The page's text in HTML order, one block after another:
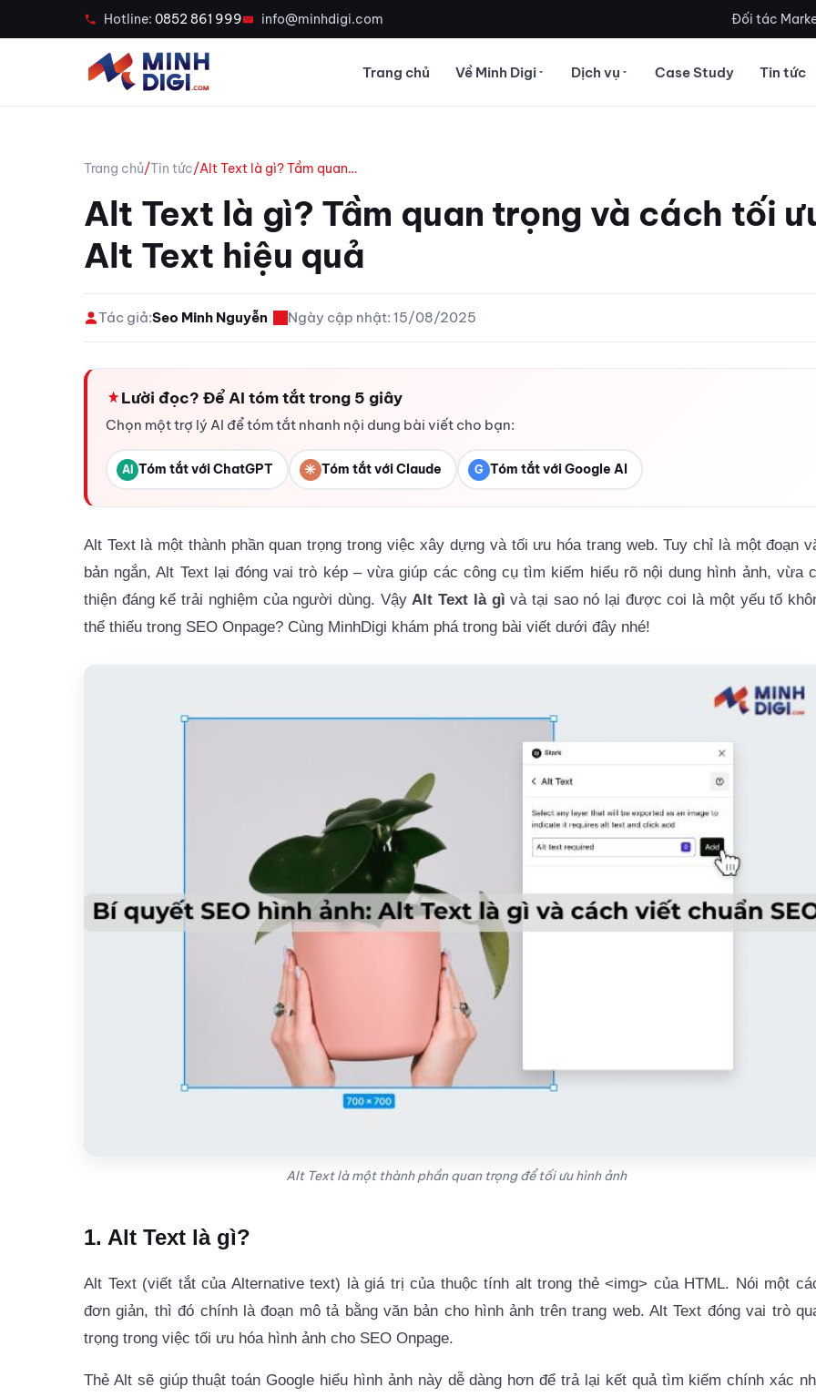
Hotline: 0852 861 999 info@minhdigi.com Đối tác
Trang chủ Về Minh Digi Dịch vụ Case Study Tin tức
Trang chủ/Tin tức/Alt Text là gì? Tầm quan…
Alt Text là gì? Tầm quan trọng và cách tối
Alt Text hiệu quả
Tác giả:Seo Minh Nguyễn Ngày cập nhật: 15/08/2025
Lười đọc? Để AI tóm tắt trong 5 giây
Chọn một trợ lý AI để tóm tắt nhanh nội dung bài viết cho bạn:
AI Tóm tắt với ChatGPT ✳ Tóm tắt với Claude G Tóm tắt với Google AI
Alt Text là một thành phần quan trọng trong việc xây dựng và tối ưu hóa trang web. Tuy chỉ là một đoạn
bản ngắn, Alt Text lại đóng vai trò kép – vừa giúp các công cụ tìm kiếm hiểu rõ nội dung hình ảnh, vừa
thiện đáng kể trải nghiệm của người dùng. VậyAlt Text là gì và tại sao nó lại được coi là một yếu tố
thể thiếu trong SEO Onpage? Cùng MinhDigi khám phá trong bài viết dưới đây nhé!
Alt Text là một thành phần quan trọng để tối ưu hình ảnh
1. Alt Text là gì?
Alt Text (viết tắt của Alternative text) là giá trị của thuộc tính alt trong thẻ <img> của HTML. Nói một
đơn giản, thìđó chính là đoạn mô tả bằng văn bản cho hình ảnh trên trang web. Alt Text đóng vai trò
trọng trong việc tối ưu hóa hình ảnh cho SEO Onpage.
Thẻ Alt sẽ giúp thuật toán Google hiểu hình ảnh này dễ dàng hơn để trả lại kết quả tìm kiếm chính xác